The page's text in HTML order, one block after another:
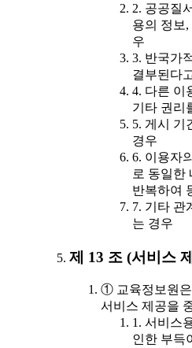
2. 공공질
용의 정보
우
3. 반국가
결부된다
4. 다른 이
기타 권리
5. 게시 기
경우
6. 이용자
로 동일한
반복하여
7. 기타 관
는 경우
제 13 조 (서비스
① 교육정보원은
서비스 제공을
1. 서비스
인한 부득